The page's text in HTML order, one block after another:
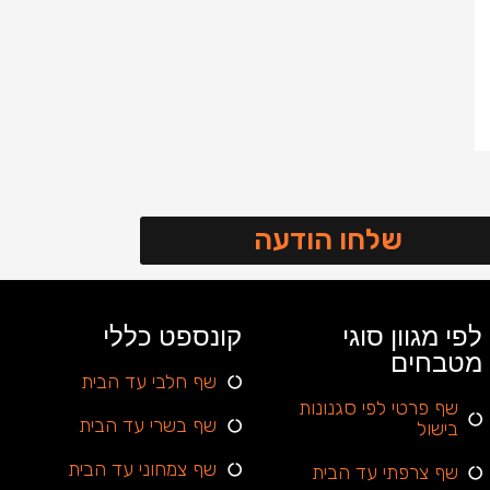
שלחו הודעה
לפי מגוון סוגי
מטבחים
שף פרטי לפי סגנונות
בישול
שף צרפתי עד הבית
קונספט כללי
שף חלבי עד הבית
שף בשרי עד הבית
שף צמחוני עד הבית